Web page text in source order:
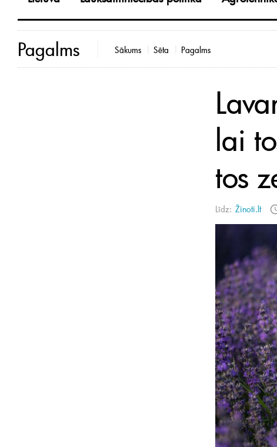
Pagalms Sākums Sēta Pagalms
lai
tos
Līdz: Žinoti.lt